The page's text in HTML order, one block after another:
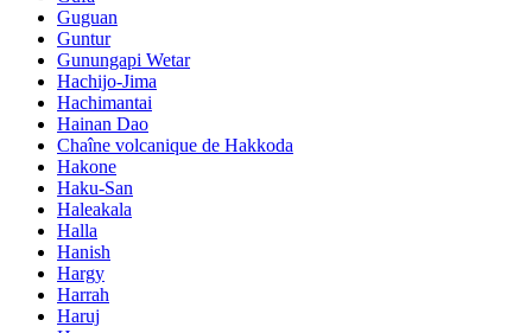
Guguan
Guntur
Gunungapi Wetar
Hachijo-Jima
Hachimantai
Hainan Dao
Chaîne volcanique de Hakkoda
Hakone
Haku-San
Haleakala
Halla
Hanish
Hargy
Harrah
Haruj